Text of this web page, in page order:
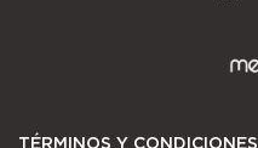
TÉRMINOS Y CONDICIONES